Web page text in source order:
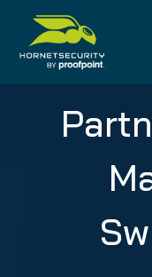
Inhalt
springen
Inhalt
springen